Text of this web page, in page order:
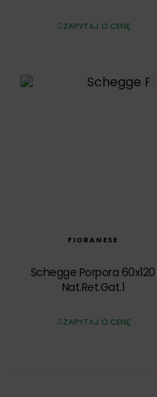
ZAPYTAJ O CENĘ
FIORANESE
Schegge Porpora 60x120
Nat.Ret.Gat.1
ZAPYTAJ O CENĘ